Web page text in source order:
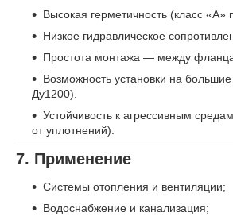
Высокая герметичность (класс «А»
Низкое гидравлическое
Простота монтажа — между
Возможность установки на
Ду1200).
Устойчивость к агрессивным
от уплотнений).
7. Применение
Системы отопления и вентиляции;
Водоснабжение и канализация;